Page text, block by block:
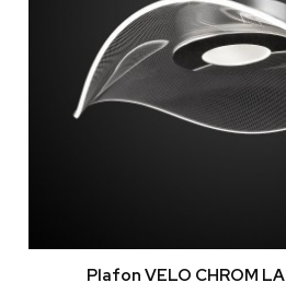
Plafon VELO CHROM